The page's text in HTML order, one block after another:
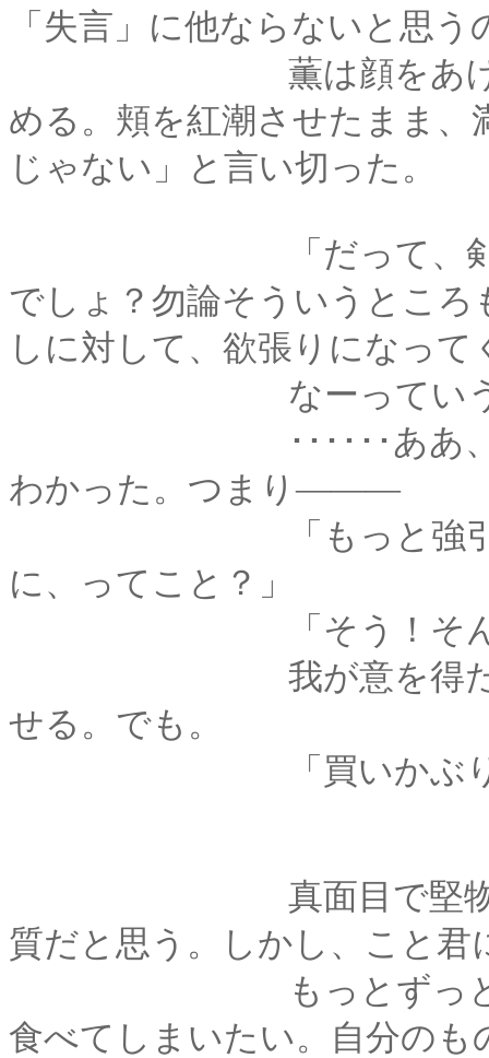
「失言」に他ならないと思う
薫は顔をあげて、至
める。頬を紅潮させたまま
じゃない」と言い切った。
「だって、剣心って
でしょ？勿論そういうとこ
しに対して、欲張りになっ
なーっていうか、
･･････ああ、なんと
わかった。つまり―――
「もっと強引に、も
に、ってこと？」
「そう！そんな
我が意を得たり、と
せる。でも。
「買いかぶりすぎだ
真面目で堅物なのは
質だと思う。しかし、こと
もっとずっと一緒に
食べてしまいたい。自分の